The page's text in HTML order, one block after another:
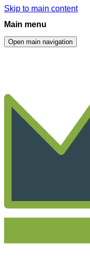
Skip to main content
Main menu
Open main navigation